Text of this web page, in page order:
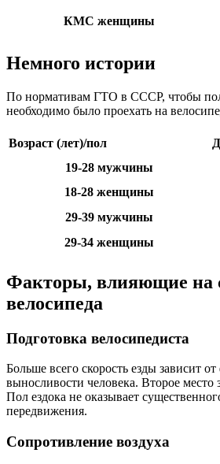
КМС женщины
Немного истории
По нормативам ГТО в СССР, чтобы
необходимо было проехать на
Возраст (лет)/пол
19-28 мужчины
18-28 женщины
29-39 мужчины
29-34 женщины
Факторы, влияющие на
велосипеда
Подготовка велосипедиста
Больше всего скорость езды зависит
выносливости человека. Второе место
Пол ездока не оказывает
передвижения.
Сопротивление воздуха